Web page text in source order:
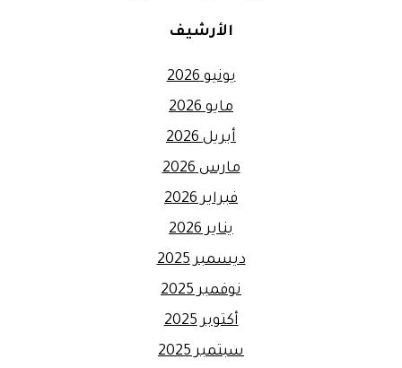
الأرشيف
يونيو 2026
مايو 2026
أبريل 2026
مارس 2026
فبراير 2026
يناير 2026
ديسمبر 2025
نوفمبر 2025
أكتوبر 2025
سبتمبر 2025